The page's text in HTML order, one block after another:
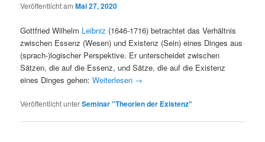
Veröffentlicht amMai 27, 2020
Gottfried Wilhelm Leibniz (1646-1716) betrachtet das Verhältnis
zwischen Essenz (Wesen) und Existenz (Sein) eines Dinges aus
(sprach-)logischer Perspektive. Er unterscheidet zwischen
Sätzen, die auf die Essenz, und Sätze, die auf die Existenz
eines Dinges gehen:Weiterlesen →
Veröffentlicht unterSeminar "Theorien der Existenz"